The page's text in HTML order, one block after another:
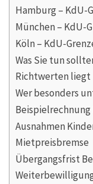
Hamburg – KdU-
München – KdU-
Köln – KdU-
Was Sie tun
Richtwerten liegt
Wer besonders
Ausnahmen
Mietpreisbremse
Übergangsfrist